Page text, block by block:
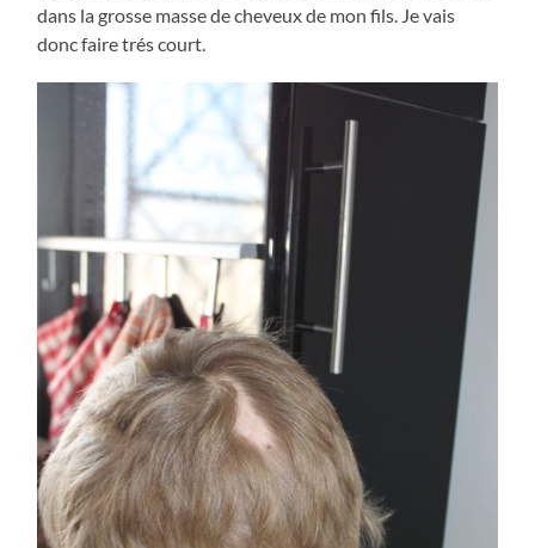
dans la grosse masse de cheveux de mon fils. Je vais
donc faire trés court.